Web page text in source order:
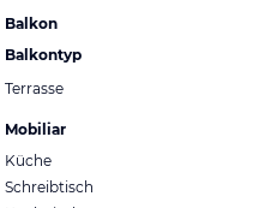
Balkon
Balkontyp
Terrasse
Mobiliar
Küche
Schreibtisch